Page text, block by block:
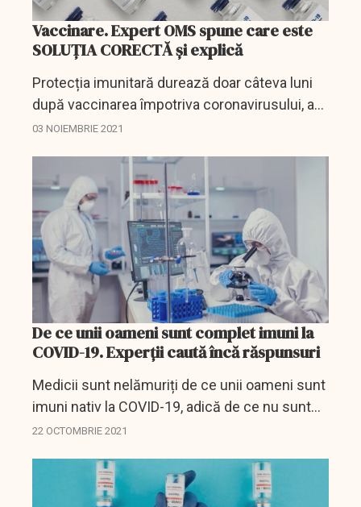
Vaccinare. Expert OMS spune care este
SOLUȚIA CORECTĂ și explică
Protecția imunitară durează doar câteva luni
după vaccinarea împotriva coronavirusului, așa
că oamenii trebuie neapărat să facă și a treia
03 NOIEMBRIE 2021
De ce unii oameni sunt complet imuni la
COVID-19. Experții caută încă răspunsuri
Medicii sunt nelămuriți de ce unii oameni sunt
imuni nativ la COVID-19, adică de ce nu sunt
afectați de noul coronavirus SARS-CoV-2.
la găsirea de...
22 OCTOMBRIE 2021